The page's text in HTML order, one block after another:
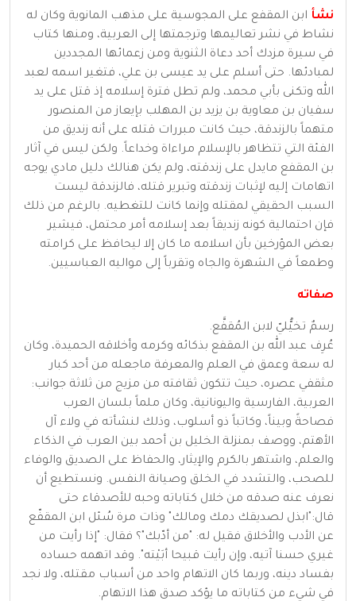
نشأ ابن المقفع على المجوسية على مذهب المانوية وكان له
نشاط في نشر تعاليمها وترجمتها إلى العربية، ومنها كتاب
في سيرة مزدك أحد دعاة الثنوية ومن زعمائها المجددين
لمبادئها. حتى أسلم على يد عيسى بن علي، فتغير اسمه لعبد
الله وتكنى بأبي محمد، ولم تطل فترة إسلامه إذ قتل على يد
سفيان بن معاوية بن يزيد بن المهلب بإيعاز من المنصور
متهماً بالزندقة، حيث كانت مبررات قتله على أنه زنديق من
الفئة التي تتظاهر بالإسلام مراءاة وخداعاً. ولكن ليس في آثار
بن المقفع مايدل على زندقته، ولم يكن هنالك دليل مادي يوجه
اتهامات إليه لإثبات زندقته وتبرير قتله، فالزندقة ليست
السبب الحقيقي لمقتله وإنما كانت للتغطيه. بالرغم من ذلك
فإن احتمالية كونه زنديقاً بعد إسلامه أمر محتمل، فيشير
بعض المؤرخين بأن اسلامه ما كان إلا ليحافظ على كرامته
وطمعاً في الشهرة والجاه وتقرباً إلى مواليه العباسيين.
صفاته
رسمٌ تخيُّليّ لابن المُقفَّع.
عُرِف عبد الله بن المقفع بذكائه وكرمه وأخلاقه الحميدة، وكان
له سعة وعمق في العلم والمعرفة ماجعله من أحد كبار
مثقفي عصره، حيث تتكون ثقافته من مزيج من ثلاثة جوانب:
العربية، الفارسية واليونانية، وكان ملماً بلسان العرب
فصاحةً وبيناً، وكاتباً ذو أسلوب، وذلك لنشأته في ولاء آل
الأهتم، ووصف بمنزلة الخليل بن أحمد بين العرب في الذكاء
والعلم، واشتهر بالكرم والإيثار، والحفاظ على الصديق والوفاء
للصحب، والتشدد في الخلق وصيانة النفس. ونستطيع أن
نعرف عنه صدقه من خلال كتاباته وحبه للأصدقاء حتى
قال:"ابذل لصديقك دمك ومالك" وذات مرة سُئل ابن المقفّع
عن الأدب والأخلاق فقيل له: "من أدّبك"؟ فقال: "إذا رأيت من
غيري حسنا آتيه، وإن رأيت قبيحا أبَيْته". وقد اتهمه حساده
بفساد دينه، وربما كان الاتهام واحد من أسباب مقتله، ولا نجد
في شيء من كتاباته ما يؤكد صدق هذا الاتهام.